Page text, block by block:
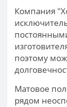
Компания
поэтому
Матовое
рядом